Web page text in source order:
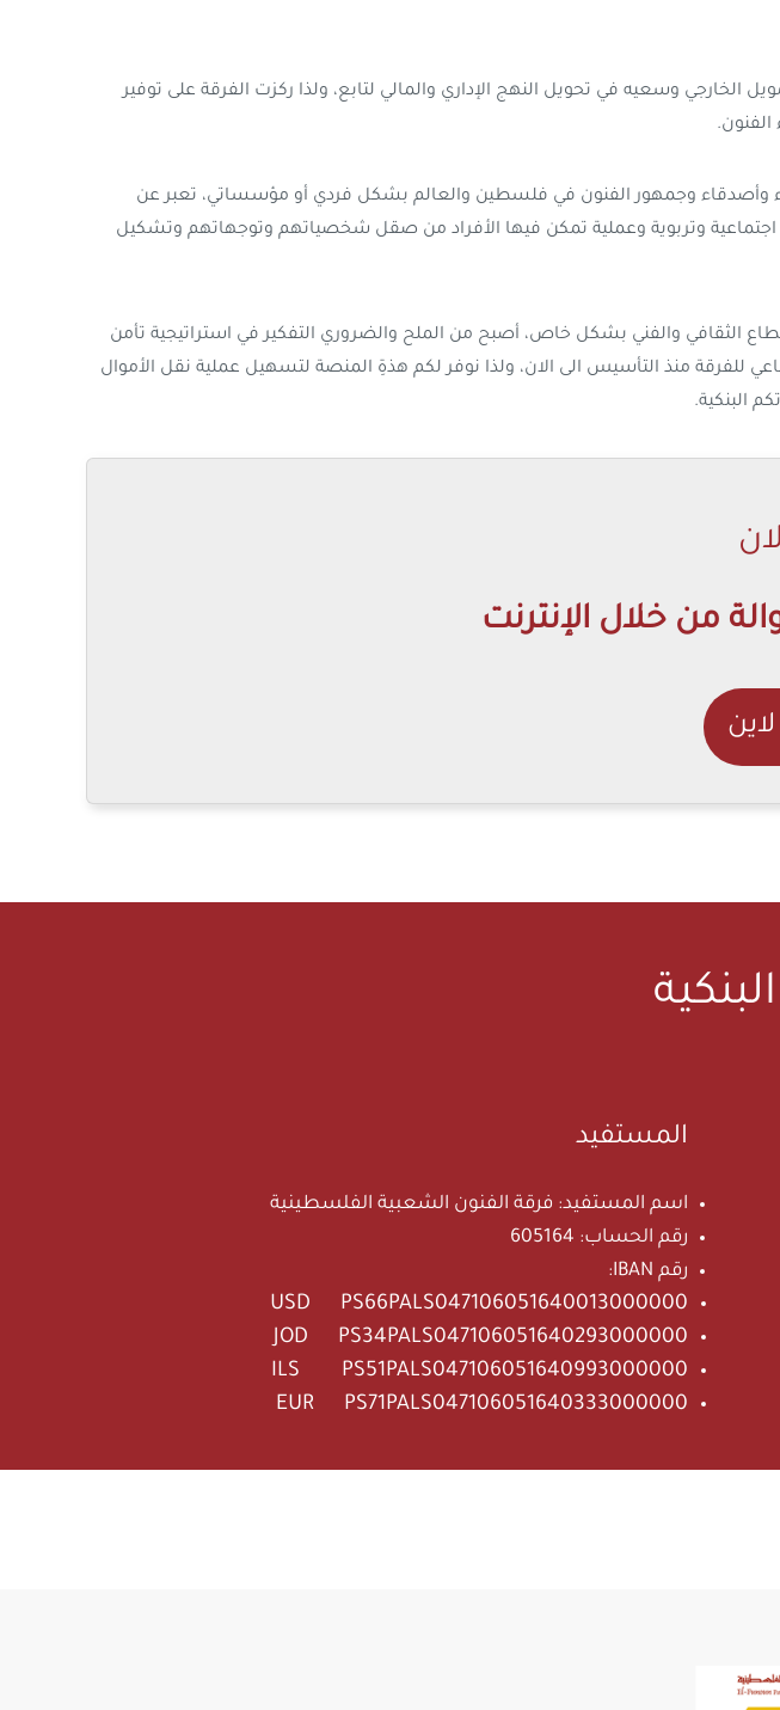
وسعيه في تحويل النهج الإداري والمالي لتابع، ولذا ركزت الفرقة على توفير
الفنون.
هي مساهمات سنوية تتراوح بين ال 50$ حتى 5000$ يقدمها أعضاء وأصدقاء وجمهور الفنون في فلسطين والعالم بشكل فردي أو مؤسساتي، تعبر عن
اجتماعية وتربوية وعملية تمكن فيها الأفراد من صقل شخصياتهم وتوجهاتهم وتشكيل
الثقافي والفني بشكل خاص، أصبح من الملح والضروري التفكير في استراتيجية تأمن
للفرقة منذ التأسيس الى الان، ولذا نوفر لكم هذةِ المنصة لتسهيل عملية نقل الأموال
البنكية.
من خلال الإنترنت
المستفيد
اسم المستفيد: فرقة الفنون الشعبية الفلسطينية
رقم الحساب:
رقم IBAN:
USD PS66PALS047106051640013000000
JOD PS34PALS047106051640293000000
ILS PS51PALS047106051640993000000
EUR PS71PALS047106051640333000000